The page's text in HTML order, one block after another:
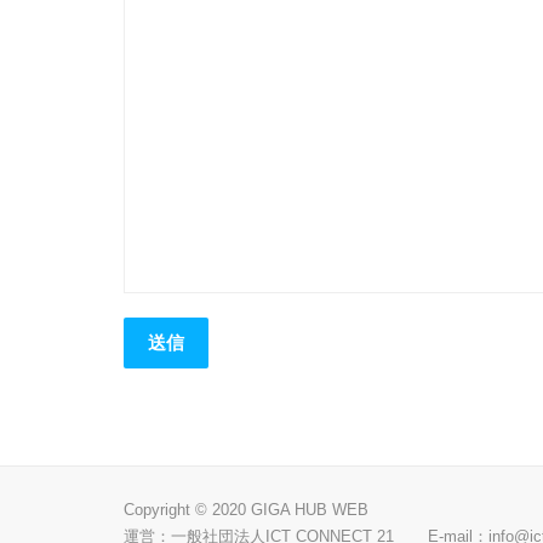
Copyright © 2020 GIGA HUB WEB
運営：一般社団法人ICT CONNECT 21 E-mail：